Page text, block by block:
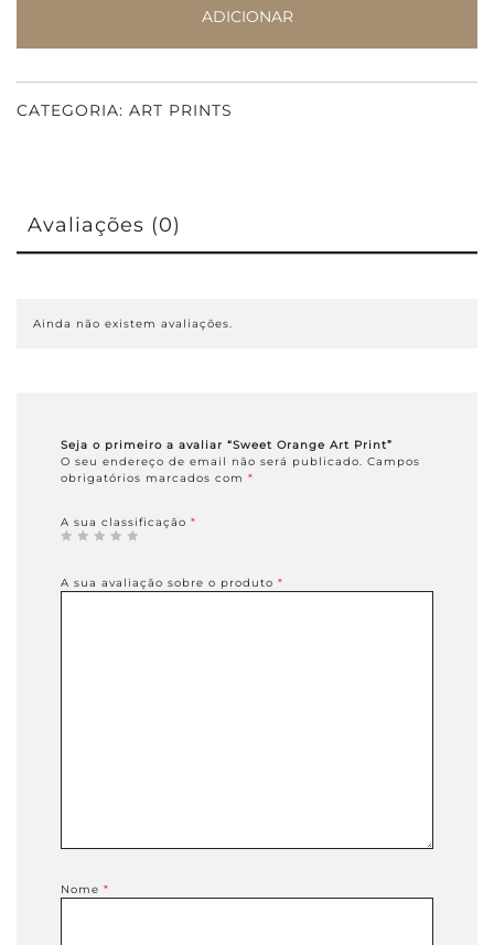
ADICIONAR
CATEGORIA: ART PRINTS
Avaliações (0)
Ainda não existem avaliações.
Seja o primeiro a avaliar “Sweet Orange Art Print”
O seu endereço de email não será publicado. Campos
obrigatórios marcados com *
A sua classificação *
A sua avaliação sobre o produto *
Nome *